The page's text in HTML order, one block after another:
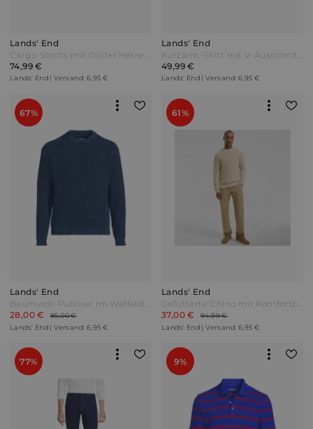
Lands' End
Cargo-Shorts mit Gürtel Herren Grün by Lands' End
74,99 €
Lands' End | Versand: 6,95 €
Lands' End
Kurzarm-Shirt mit V-Ausschnitt (3er-Set) in Tall-Größe Herren Schwarz by Lands' End
49,99 €
Lands' End | Versand: 6,95 €
67%
Lands' End
Baumwoll-Pullover im Waffelstrick DRIFTER Herren Blau by Lands' End
28,00 €
85,00 €
Lands' End | Versand: 6,95 €
61%
Lands' End
Gefütterte Chino mit Komfortbund Herren Beige by Lands' End
37,00 €
94,99 €
Lands' End | Versand: 6,95 €
77% 9%